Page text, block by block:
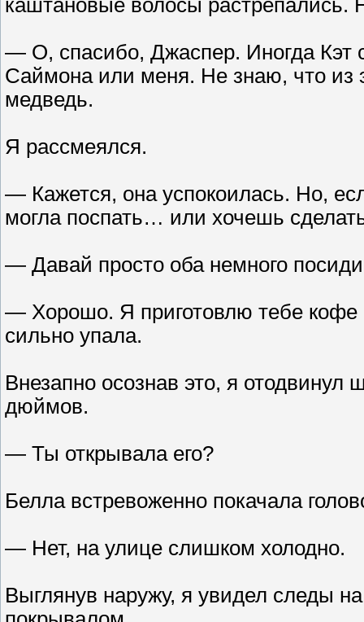
каштановые волосы растрепались.
— О, спасибо, Джаспер. Иногда Кэт
Саймона или меня. Не знаю, что из
медведь.
Я рассмеялся.
— Кажется, она успокоилась. Но,
могла поспать… или хочешь
— Давай просто оба немного
— Хорошо. Я приготовлю тебе кофе
сильно упала.
Внезапно осознав это, я отодвинул
дюймов.
— Ты открывала его?
Белла встревоженно покачала
— Нет, на улице слишком холодно.
Выглянув наружу, я увидел следы